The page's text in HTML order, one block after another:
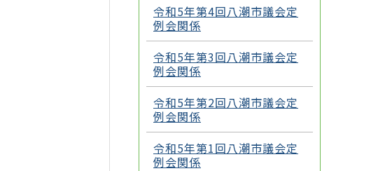
令和5年第4回八潮市議会定
例会関係
令和5年第3回八潮市議会定
例会関係
令和5年第2回八潮市議会定
例会関係
令和5年第1回八潮市議会定
例会関係